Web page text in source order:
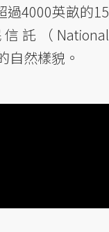
過4000英畝的15
託（National
自然樣貌。